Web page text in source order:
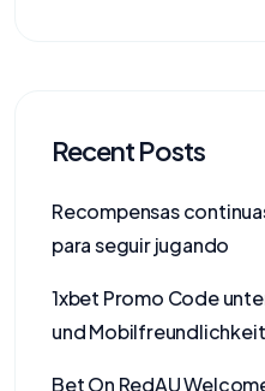
Recent Posts
Recompensas
para seguir jugando
1xbet Promo Code
und Mobilfreundlichkeit
Bet On RedAU